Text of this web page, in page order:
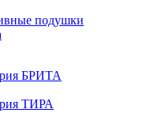
подушки
БРИТА
ТИРА